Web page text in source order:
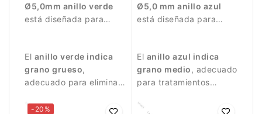
Ø5,0mm anillo verde
está diseñada para
superficie de la uña.
El anillo verde indica
grano grueso,
adecuado para eliminar
trabajos más intensivos.
Ø5,0 mm anillo azul
está diseñada para
El anillo azul indica
grano medio, adecuado
para tratamientos
-20%